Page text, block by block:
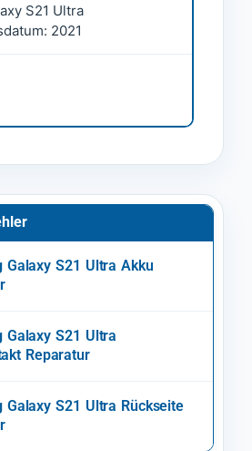
S21 Ultra
2021
Galaxy S21 Ultra Akku
Galaxy S21 Ultra
Reparatur
Galaxy S21 Ultra Rückseite